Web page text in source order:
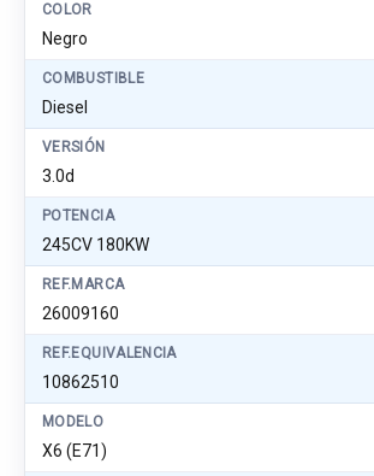
COLOR
Negro
COMBUSTIBLE
Diesel
VERSIÓN
3.0d
POTENCIA
245CV 180KW
REF.MARCA
26009160
REF.EQUIVALENCIA
10862510
MODELO
X6 (E71)